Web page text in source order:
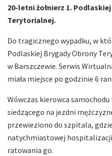
20-letni żołnierz 1.
Terytorialnej.
Do tragicznego wypadku, w
Podlaskiej Brygady Obrony
w Barszczewie. Serwis
miała miejsce po godzinie 6
Wówczas kierowca
siedzącego na jezdni
przewieziono do szpitala,
natychmiastowej
ratowania go.